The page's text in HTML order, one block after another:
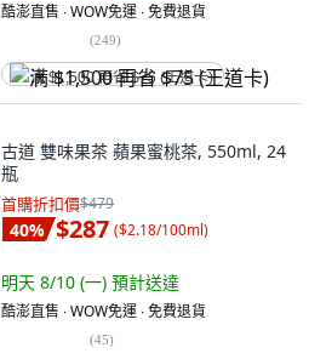
酷澎直售 ∙ WOW免運 ∙ 免費退貨
(249)
满 $1,500 再省 $75 (王道卡)
古道 雙味果茶 蘋果蜜桃茶, 550ml, 24
瓶
首購折扣價$479
40% $287 ($2.18/100ml)
明天 8/10 (一) 預計送達
酷澎直售 ∙ WOW免運 ∙ 免費退貨
(45)